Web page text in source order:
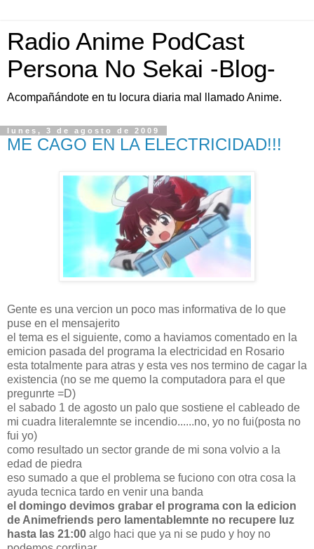
Radio Anime PodCast
Persona No Sekai -Blog-
Acompañándote en tu locura diaria mal llamado Anime.
lunes, 3 de agosto de 2009
ME CAGO EN LA ELECTRICIDAD!!!
Gente es una vercion un poco mas informativa de lo que
puse en el mensajerito
el tema es el siguiente, como a haviamos comentado en la
emicion pasada del programa la electricidad en Rosario
esta totalmente para atras y esta ves nos termino de cagar la
existencia (no se me quemo la computadora para el que
pregunrte =D)
el sabado 1 de agosto un palo que sostiene el cableado de
mi cuadra literalemnte se incendio......no, yo no fui(posta no
fui yo)
como resultado un sector grande de mi sona volvio a la
edad de piedra
eso sumado a que el problema se fuciono con otra cosa la
ayuda tecnica tardo en venir una banda
el domingo devimos grabar el programa con la edicion
de Animefriends pero lamentablemnte no recupere luz
hasta las 21:00 algo haci que ya ni se pudo y hoy no